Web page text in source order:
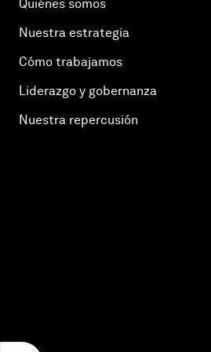
Quiénes somos
Nuestra estrategia
Cómo trabajamos
Liderazgo y gobernanza
Nuestra repercusión